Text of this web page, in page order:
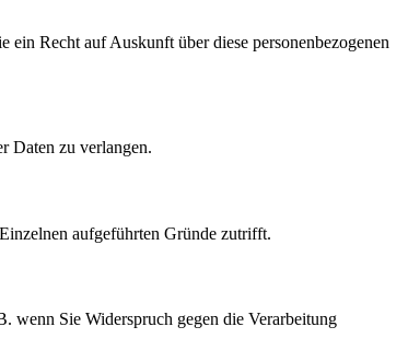
ein Recht auf Auskunft über diese personenbezogenen
Daten zu verlangen.
aufgeführten Gründe zutrifft.
wenn Sie Widerspruch gegen die Verarbeitung